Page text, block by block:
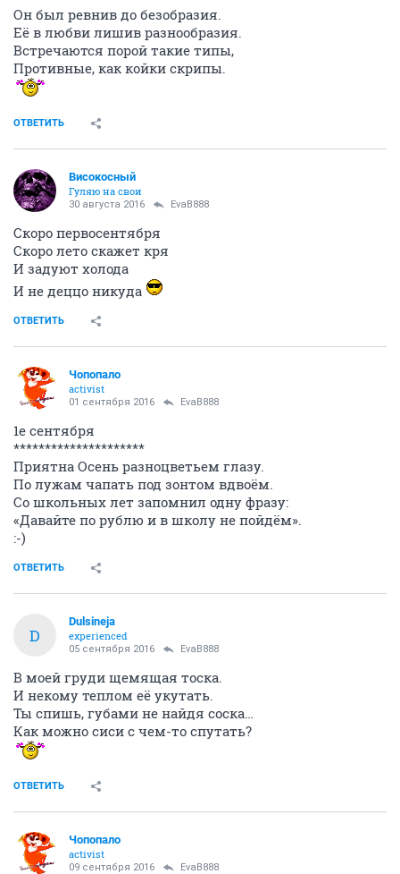
Он был ревнив до безобразия.
Её в любви лишив разнообразия.
Встречаются порой такие типы,
Противные, как койки скрипы.
ОТВЕТИТЬ
Високосный
Гуляю на свои
30 августа 2016 EvaB888
Скоро первосентября
Скоро лето скажет кря
И задуют холода
И не деццо никуда
ОТВЕТИТЬ
Чопопало
activist
01 сентября 2016 EvaB888
1е сентября
*********************
Приятна Осень разноцветьем глазу.
По лужам чапать под зонтом вдвоём.
Со школьных лет запомнил одну фразу:
«Давайте по рублю и в школу не пойдём».
:-)
ОТВЕТИТЬ
D
Dulsineja
experienced
05 сентября 2016 EvaB888
В моей груди щемящая тоска.
И некому теплом её укутать.
Ты спишь, губами не найдя соска…
Как можно сиси с чем-то спутать?
ОТВЕТИТЬ
Чопопало
activist
09 сентября 2016 EvaB888